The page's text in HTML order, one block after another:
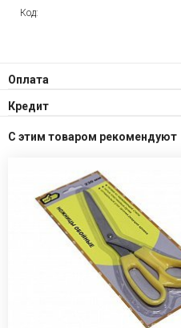
Код:
Оплата
Кредит
С этим товаром рекомендуют